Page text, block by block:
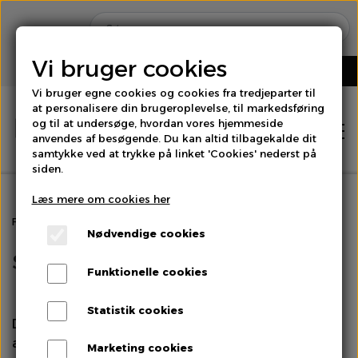
Hjem
Shop
Brød
Bær
Forside
Salgs- og leveringsbetingelser
Disse salgs- og leveringsbetingelser finder
anvendelse på køb af varer på
Vi bruger cookies
Vi bruger egne cookies og cookies fra tredjeparter til
at personalisere din brugeroplevelse, til markedsføring
og til at undersøge, hvordan vores hjemmeside
anvendes af besøgende. Du kan altid tilbagekalde dit
samtykke ved at trykke på linket 'Cookies' nederst på
siden.
Læs mere om cookies her
Nødvendige cookies
Funktionelle cookies
Statistik cookies
Marketing cookies